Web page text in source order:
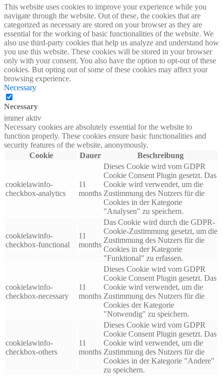
This website uses cookies to improve your experience while you
navigate through the website. Out of these, the cookies that are
categorized as necessary are stored on your browser as they are
essential for the working of basic functionalities of the website. We
also use third-party cookies that help us analyze and understand how
you use this website. These cookies will be stored in your browser
only with your consent. You also have the option to opt-out of these
cookies. But opting out of some of these cookies may affect your
browsing experience.
Necessary
Necessary
immer aktiv
Necessary cookies are absolutely essential for the website to
function properly. These cookies ensure basic functionalities and
security features of the website, anonymously.
Cookie
Dauer Beschreibung
cookielawinfo-
checkbox-analytics
11
months
Dieses Cookie wird vom GDPR
Cookie Consent Plugin gesetzt. Das
Cookie wird verwendet, um die
Zustimmung des Nutzers für die
Cookies in der Kategorie
"Analysen" zu speichern.
cookielawinfo-
checkbox-functional
11
months
Das Cookie wird durch die GDPR-
Cookie-Zustimmung gesetzt, um die
Zustimmung des Nutzers für die
Cookies in der Kategorie
"Funktional" zu erfassen.
cookielawinfo-
checkbox-necessary
11
months
Dieses Cookie wird vom GDPR
Cookie Consent Plugin gesetzt. Das
Cookie wird verwendet, um die
Zustimmung des Nutzers für die
Cookies der Kategorie
"Notwendig" zu speichern.
cookielawinfo-
checkbox-others
11
months
Dieses Cookie wird vom GDPR
Cookie Consent Plugin gesetzt. Das
Cookie wird verwendet, um die
Zustimmung des Nutzers für die
Cookies in der Kategorie "Andere"
zu speichern.